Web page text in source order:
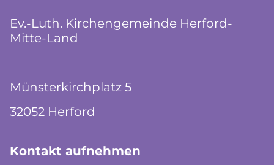
Ev.-Luth. Kirchengemeinde Herford-
Mitte-Land
Münsterkirchplatz 5
32052 Herford
Kontakt aufnehmen